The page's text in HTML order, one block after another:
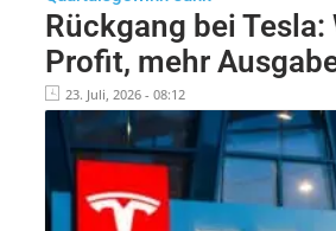
Rückgang bei Tesla:
Profit, mehr
23. Juli, 2026 - 08:12